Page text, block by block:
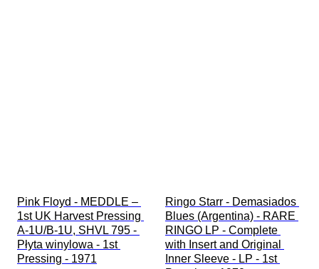
Pink Floyd - MEDDLE –
1st UK Harvest Pressing
A-1U/B-1U, SHVL 795 -
Płyta winylowa - 1st
Pressing - 1971
Ringo Starr - Demasiados
Blues (Argentina) - RARE
RINGO LP - Complete
with Insert and Original
Inner Sleeve - LP - 1st